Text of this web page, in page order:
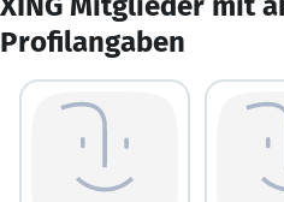
Profilangaben